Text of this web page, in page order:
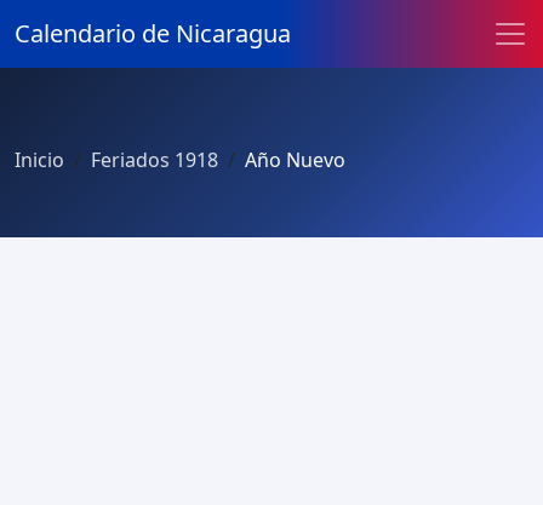
Calendario de Nicaragua
Inicio Feriados 1918 Año Nuevo